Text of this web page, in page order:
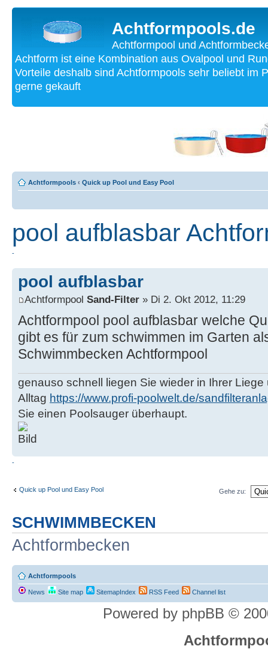
Achtformpools.de
Achtformpool und
Achtform ist eine Kombination aus Ovalpool und
Vorteile deshalb sind Achtformpools sehr beliebt im
gerne gekauft
Achtformpools ‹ Quick up Pool und Easy Pool
pool aufblasbar
-
pool aufblasbar
Achtformpool Sand-Filter » Di 2. Okt 2012, 11:29
Achtformpool pool aufblasbar welche
gibt es für zum schwimmen im Garten
Schwimmbecken Achtformpool
genauso schnell liegen Sie wieder in Ihrer
Alltag https://www.profi-poolwelt.de/
Sie einen Poolsauger überhaupt.
-
Quick up Pool und Easy Pool Gehe zu:
SCHWIMMBECKEN
Achtformbecken
Achtformpools
News Site map SitemapIndex RSS Feed Channel list
Powered by phpBB ©